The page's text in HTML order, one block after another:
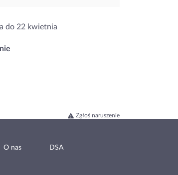
do 22 kwietnia
Zgłoś naruszenie
O nas DSA